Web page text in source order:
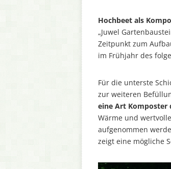
Hochbeet als
„Juwel
Zeitpunkt zum
im Frühjahr des
Für die unterste
zur weiteren
eine Art Komposter
Wärme und
aufgenommen
zeigt eine mögliche